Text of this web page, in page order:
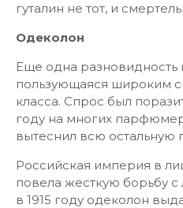
гуталин не тот, и
Одеколон
Еще одна разновидность
пользующаяся широким
класса. Спрос был
году на многих
вытеснил всю остальную
Российская империя в
повела жесткую борьбу
в 1915 году одеколон